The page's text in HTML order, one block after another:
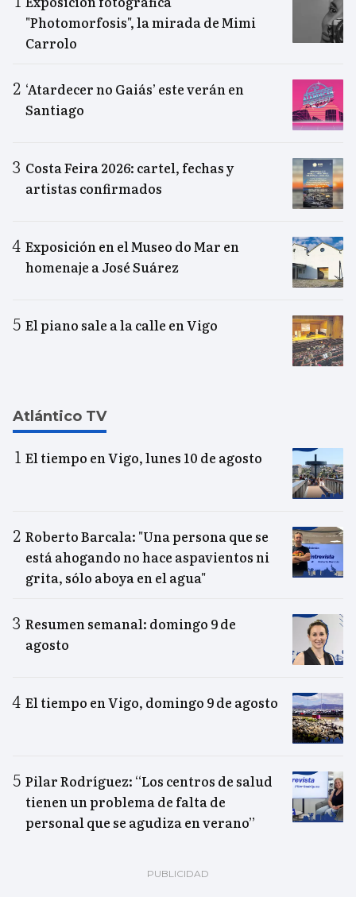
"Photomorfosis", la mirada de Mimi
Carrolo
‘Atardecer no Gaiás’ este verán en
Santiago
Costa Feira 2026: cartel, fechas y
artistas confirmados
Exposición en el Museo do Mar en
homenaje a José Suárez
El piano sale a la calle en Vigo
Atlántico TV
El tiempo en Vigo, lunes 10 de agosto
Roberto Barcala: "Una persona que se
está ahogando no hace aspavientos ni
grita, sólo aboya en el agua"
Resumen semanal: domingo 9 de
agosto
El tiempo en Vigo, domingo 9 de agosto
Pilar Rodríguez: “Los centros de salud
tienen un problema de falta de
personal que se agudiza en verano”